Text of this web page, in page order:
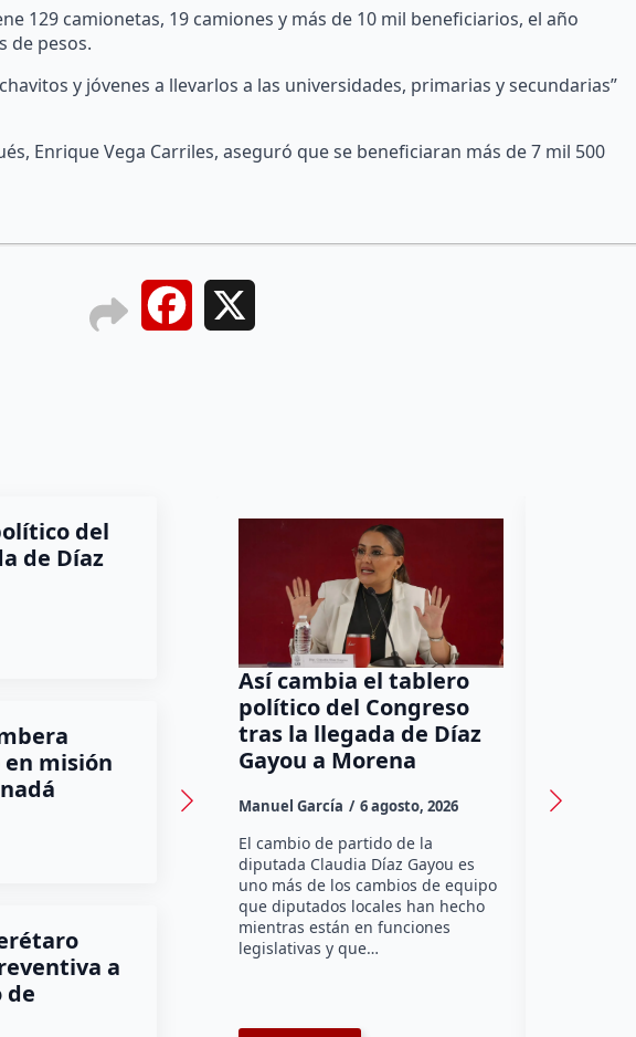
129 camionetas, 19 camiones y más de 10 mil beneficiarios, el año
de pesos.
y jóvenes a llevarlos a las universidades, primarias y secundarias”
Enrique Vega Carriles, aseguró que se beneficiaran más de 7 mil 500
Facebook
del
de Díaz
misión
a
de
Así cambia el tablero
político del Congreso
tras la llegada de Díaz
Gayou a Morena
Manuel García 6 agosto, 2026
El cambio de partido de la
diputada Claudia Díaz Gayou es
uno más de los cambios de equipo
que diputados locales han hecho
mientras están en funciones
legislativas y que…
a
contra
Canadá
La
Bomberos
misión
enviará